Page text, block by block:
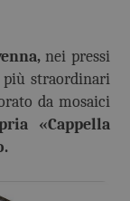
nei pressi
più straordinari
da mosaici
«Cappella